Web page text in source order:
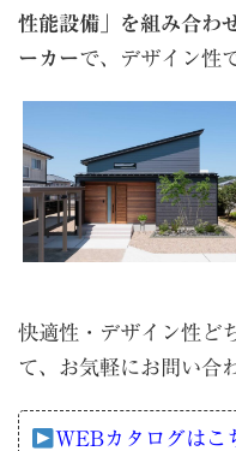
性能設備」を組み合わ
ーカーで、デザイン性
快適性・デザイン性ど
て、お気軽にお問い合
WEBカタログはこ